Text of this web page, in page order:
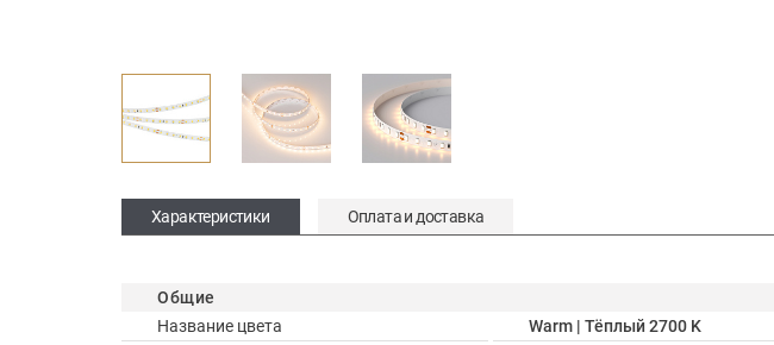
Характеристики Оплата и доставка
Общие
Название цвета
Warm | Тёплый 2700 K